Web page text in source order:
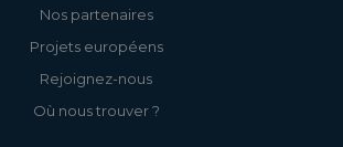
Nos partenaires
Projets européens
Rejoignez-nous
Où nous trouver ?